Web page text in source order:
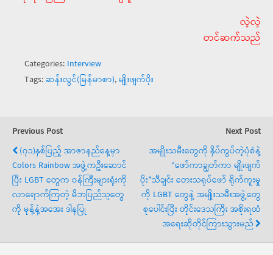
လဲ့လဲ့
တင်ဆက်သည်
Categories: Interview
Tags:ဆန်းလွင်(မြန်မာစာ),မျိုးဖျက်ပိုး
Previous Post
(၇၁)နှစ်ပြည့် အာဇာနည်နေ့မှာ
Colors Rainbow အဖွဲ့ကဦးဆောင်
ပြီး LGBT တွေက ဝန်ကြီးများရုံးကို
လာရောက်ကြတဲ့ မိဘပြည်သူတွေ
ကို မုန့်နဲ့အအေး ဒါနပြု
Next Post
အမျိုးသမီးတွေကို နှိပ်ကွပ်တဲ့ပုံစံနဲ့
“ဖော်ကာချွတ်ကာ မျိုးဖျက်
ပိုး”သီချင်း တေးသရုပ်ဖော် ရိုက်ကူးမှု
ကို LGBT တွေနဲ့ အမျိုးသမီးအဖွဲ့တွေ
စုပေါင်းပြီး တိုင်းဒေသကြီး အစိုးရထံ
အရေးဆိုတိုင်ကြားသွားမည်